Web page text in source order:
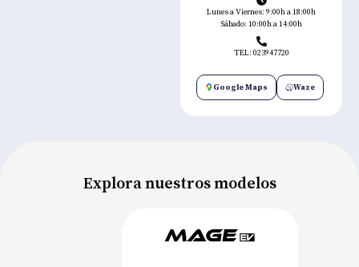
Lunes a Viernes: 9:00h a 18:00h
Sábado: 10:00h a 14:00h
TEL: 023947720
Google Maps Waze
Explora nuestros modelos